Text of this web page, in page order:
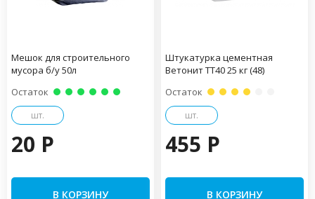
Мешок для строительного
мусора б/у 50л
Остаток
шт.
20 P
В КОРЗИНУ
Штукатурка цементная
Ветонит ТТ40 25 кг (48)
Остаток
шт.
455 P
В КОРЗИНУ